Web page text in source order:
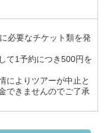
必要なチケット類を発
て1予約につき500円を
によりツアーが中止と
できませんのでご了承